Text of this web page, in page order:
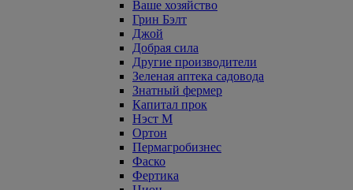
Ваше хозяйство
Грин Бэлт
Джой
Добрая сила
Другие производители
Зеленая аптека садовода
Знатный фермер
Капитал прок
Нэст М
Ортон
Пермагробизнес
Фаско
Фертика